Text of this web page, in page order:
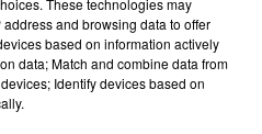
grand Toulouse
These technologies may
and browsing data to offer
based on information actively
data; Match and combine data from
Identify devices based on